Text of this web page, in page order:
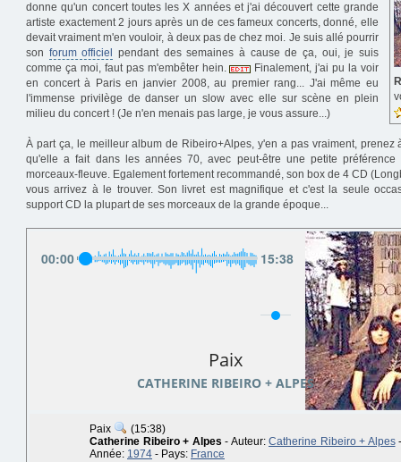
donne qu'un concert toutes les X années et j'ai découvert cette grande
artiste exactement 2 jours après un de ces fameux concerts, donné, elle
devait vraiment m'en vouloir, à deux pas de chez moi. Je suis allé pourrir
son forum officiel
pendant des semaines à cause de ça, oui, je suis
comme ça moi, faut pas m'embêter hein.
Finalement, j'ai pu la voir
en concert à Paris en janvier 2008, au premier rang... J'ai même eu
l'immense privilège de danser un slow avec elle sur scène en plein
milieu du concert ! (Je n'en menais pas large, je vous assure...)
À part ça, le meilleur album de Ribeiro+Alpes, y'en a pas vraiment, prenez
qu'elle a fait dans les années 70, avec peut-être une petite
morceaux-fleuve. Egalement fortement recommandé, son box de 4 CD
vous arrivez à le trouver. Son livret est magnifique et c'est la seule
support CD la plupart de ses morceaux de la grande époque...
00:00 15:38
Paix
CATHERINE RIBEIRO + ALPES
Paix
(15:38)
Catherine Ribeiro + Alpes - Auteur: Catherine Ribeiro + Alpes-
Année: 1974 - Pays: France